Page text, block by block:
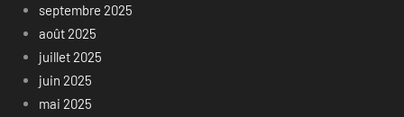
septembre 2025
août 2025
juillet 2025
juin 2025
mai 2025